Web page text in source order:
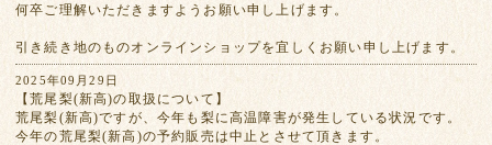
何卒ご理解いただきますようお願い申し上げます。
引き続き地のものオンラインショップを宜しくお願い申し上げます。
2025年09月29日
【荒尾梨(新高)の取扱について】
荒尾梨(新高)ですが、今年も梨に高温障害が発生している状況です。
今年の荒尾梨(新高)の予約販売は中止とさせて頂きます。